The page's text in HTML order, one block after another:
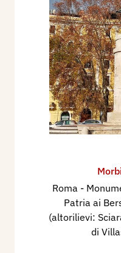
Roma -
Patria ai
(altorilievi:
di